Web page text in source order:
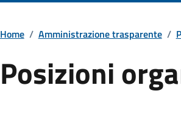
Home / Amministrazione trasparente /
Posizioni